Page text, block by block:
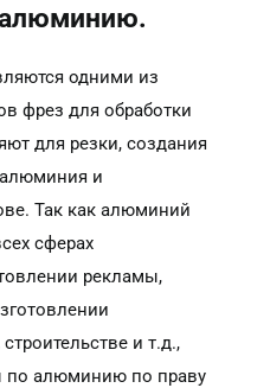
одними из
фрез для обработки
для резки, создания
алюминия и
Так как алюминий
сферах
рекламы,
и т.д.,
по алюминию по праву